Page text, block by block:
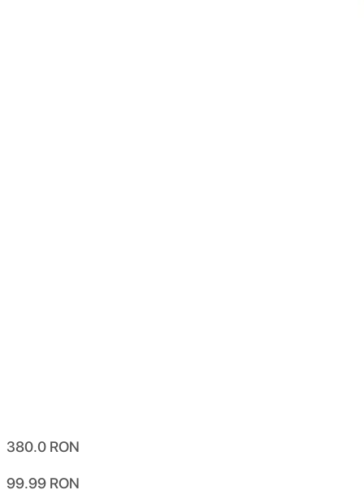
380.0 RON
99.99 RON